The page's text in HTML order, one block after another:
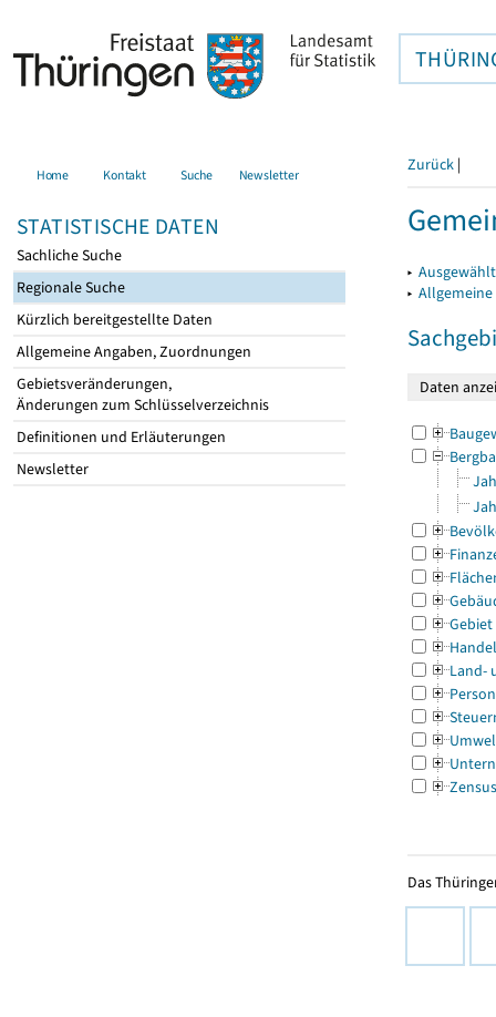
Home Kontakt Suche Newsletter
STATISTISCHE DATEN
Sachliche Suche
Regionale Suche
Kürzlich bereitgestellte Daten
Allgemeine Angaben, Zuordnungen
Gebietsveränderungen,
Änderungen zum Schlüsselverzeichnis
Definitionen und Erläuterungen
Newsletter
Zurück |
▸
▸
Gebiet
Land-
Zensus
Das